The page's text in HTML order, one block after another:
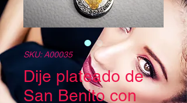
SKU: A00035
Dije plateado de
San Benito con